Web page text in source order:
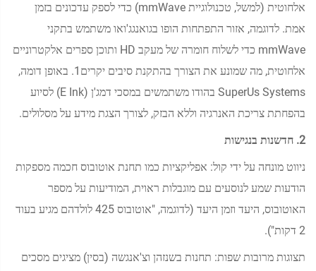
אלחוטית (למשל, טכנולוגיית mmWave) כדי לספק עדכונים בזמן
אמת. לדוגמה, אזור התפתחות הופו בגואנגג'ואו משתמש בתקני
mmWave כדי לשלוח חומרה של מעקב HD ותוכן ספרים אלקטרוניים
אלחוטית, מה שמונע את הצורך בהתקנת סיבים יקרים1. באופן דומה,
SuperUs Systems בהודו משתמשים במסכי דמג'ן (E Ink) לסיוע
בהפחתת צריכת האנרגיה וללא הבזק, לצורך הצגת מידע על מסלולים.
2. חדשנות בנגישות
ניווט מונחה על ידי קול: אפליקציות כמו תחנת אוטובוס חכמה מספקות
הודעות שמע לנוסעים עם מוגבלות ראוית, המודיעות על מספר
האוטובוס, היעד וזמן היעד (לדוגמה, "אוטובוס 425 לולדהם מגיע בעוד
2 דקות").
תצוגות מרובות שפות: תחנות בשנזהן וצ'אנגשה (בסין) מציגים מסכים